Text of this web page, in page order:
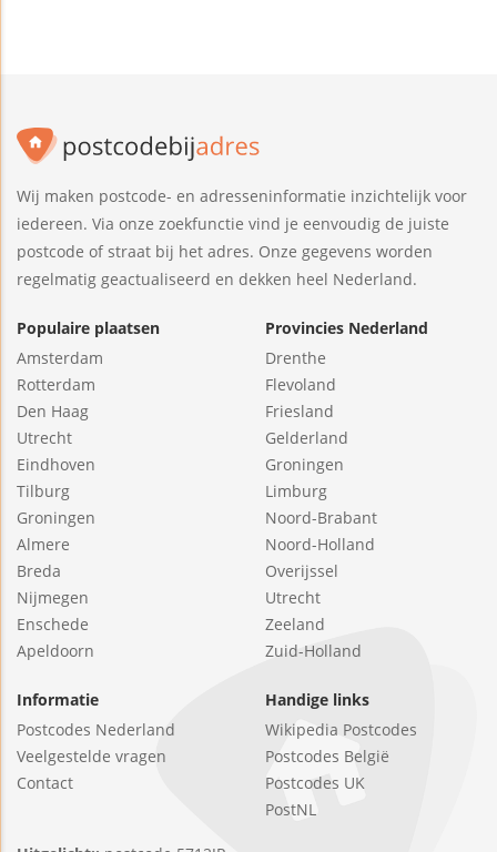
Wij maken postcode- en adresseninformatie inzichtelijk voor
iedereen. Via onze zoekfunctie vind je eenvoudig de juiste
postcode of straat bij het adres. Onze gegevens worden
regelmatig geactualiseerd en dekken heel Nederland.
Populaire plaatsen
Amsterdam
Rotterdam
Den Haag
Utrecht
Eindhoven
Tilburg
Groningen
Almere
Breda
Nijmegen
Enschede
Apeldoorn
Provincies Nederland
Drenthe
Flevoland
Friesland
Gelderland
Groningen
Limburg
Noord-Brabant
Noord-Holland
Overijssel
Utrecht
Zeeland
Zuid-Holland
Informatie
Postcodes Nederland
Veelgestelde vragen
Contact
Handige links
Wikipedia Postcodes
Postcodes België
Postcodes UK
PostNL